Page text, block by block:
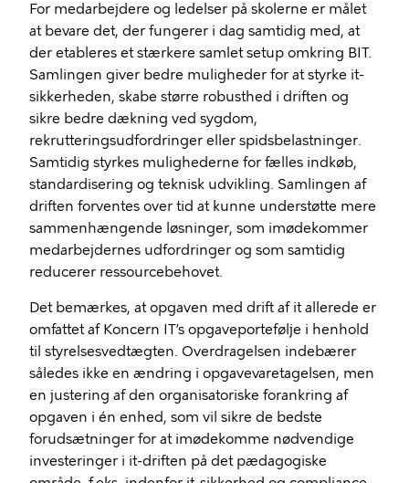
For medarbejdere og ledelser på skolerne er målet
at bevare det, der fungerer i dag samtidig med, at
der etableres et stærkere samlet setup omkring BIT.
Samlingen giver bedre muligheder for at styrke it-
sikkerheden, skabe større robusthed i driften og
sikre bedre dækning ved sygdom,
rekrutteringsudfordringer eller spidsbelastninger.
Samtidig styrkes mulighederne for fælles indkøb,
standardisering og teknisk udvikling. Samlingen af
driften forventes over tid at kunne understøtte mere
sammenhængende løsninger, som imødekommer
medarbejdernes udfordringer og som samtidig
reducerer ressourcebehovet.
Det bemærkes, at opgaven med drift af it allerede er
omfattet af Koncern IT’s opgaveportefølje i henhold
til styrelsesvedtægten. Overdragelsen indebærer
således ikke en ændring i opgavevaretagelsen, men
en justering af den organisatoriske forankring af
opgaven i én enhed, som vil sikre de bedste
forudsætninger for at imødekomme nødvendige
investeringer i it-driften på det pædagogiske